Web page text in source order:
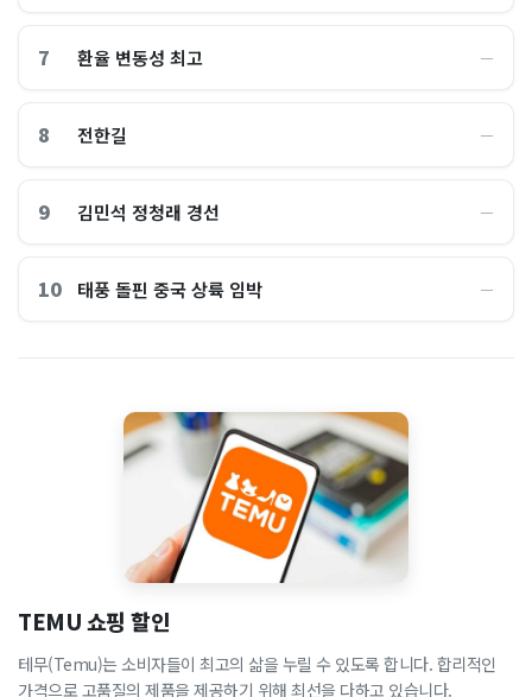
7 환율 변동성 최고 ―
8 전한길 ―
9 김민석 정청래 경선 ―
10 태풍 돌핀 중국 상륙 임박 ―
TEMU 쇼핑 할인
테무(Temu)는 소비자들이 최고의 삶을 누릴 수 있도록 합니다. 합리적인
가격으로 고품질의 제품을 제공하기 위해 최선을 다하고 있습니다.